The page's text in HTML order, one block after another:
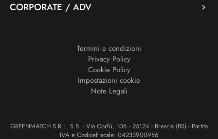
CORPORATE / ADV
Termini e condizioni
Privacy Policy
Cookie Policy
Impostazioni cookie
Note Legali
GREENMATCH S.R.L. S.B. - Via Corfù, 106 - 25124 - Brescia (BS) - Partita
IVA e CodiceFiscale: 04233900986